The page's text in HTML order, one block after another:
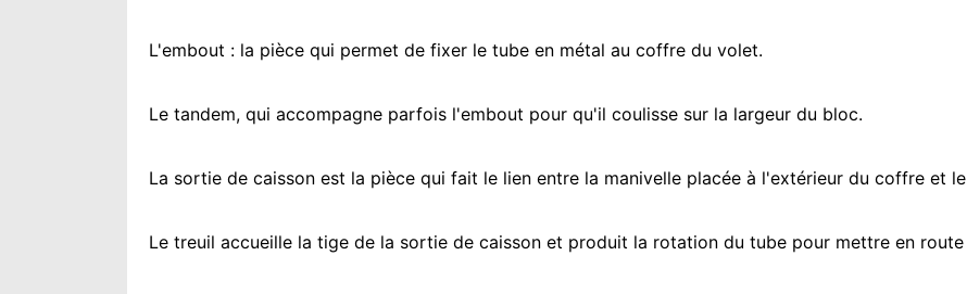
L'embout : la pièce qui permet de fixer le tube en métal au coffre du volet.
Le tandem, qui accompagne parfois l'embout pour qu'il coulisse sur la largeur du bloc.
La sortie de caisson est la pièce qui fait le lien entre la manivelle placée à l'extérieur du coffre et
Le treuil accueille la tige de la sortie de caisson et produit la rotation du tube pour mettre en route